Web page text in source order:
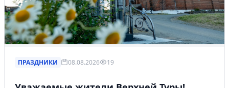
ПРАЗДНИКИ 08.08.2026 19